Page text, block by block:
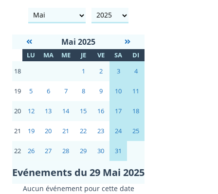
mois année
Mai 2025
LU MA ME JE VE SA
DI
18
1 2 3 4
19 5 6 7 8 9 10 11
20 12 13 14 15 16 17 18
21 19 20 21 22 23 24 25
22 26 27 28 29 30 31
Evénements du 29 Mai 2025
Aucun événement pour cette date